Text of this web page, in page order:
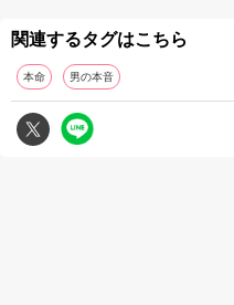
関連するタグはこちら
本命 男の本音